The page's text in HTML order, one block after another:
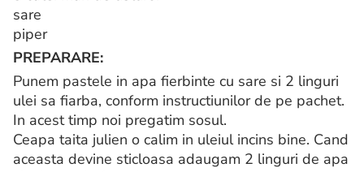
sare
piper
PREPARARE:
Punem pastele in apa fierbinte cu sare si 2 linguri
ulei sa fiarba, conform instructiunilor de pe pachet.
In acest timp noi pregatim sosul.
Ceapa taita julien o calim in uleiul incins bine. Cand
aceasta devine sticloasa adaugam 2 linguri de apa